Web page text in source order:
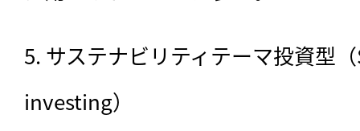
5. サステナビリティテーマ投資型
investing）